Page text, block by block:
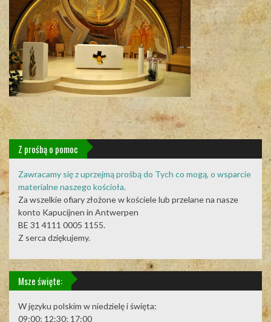
Z prośbą o pomoc
Zawracamy się z uprzejmą prośbą do Tych co mogą, o wsparcie
materialne naszego kościoła.
Za wszelkie ofiary złożone w kościele lub przelane na nasze
konto Kapucijnen in Antwerpen
BE 31 4111 0005 1155.
Z serca dziękujemy.
Msze święte:
W języku polskim w niedzielę i święta:
09:00; 12:30; 17:00